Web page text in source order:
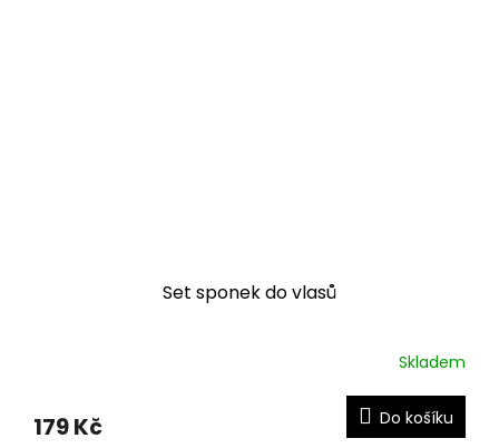
Set sponek do vlasů
Skladem
179 Kč Do košíku